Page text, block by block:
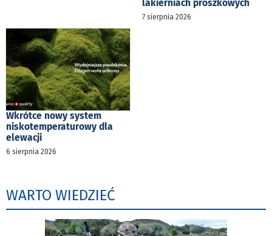
lakierniach proszkowych
7 sierpnia 2026
Wkrótce nowy system
niskotemperaturowy dla
elewacji
6 sierpnia 2026
WARTO WIEDZIEĆ